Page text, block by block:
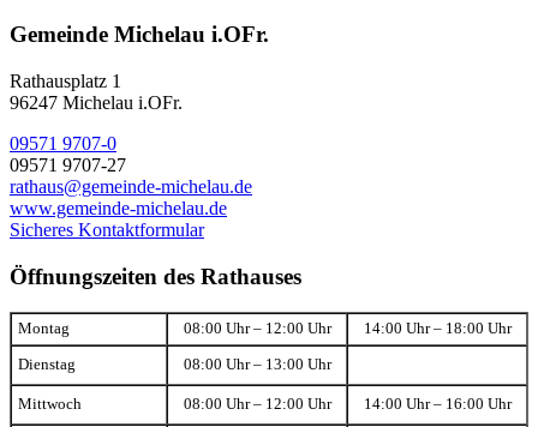
Gemeinde Michelau i.OFr.
Rathausplatz 1
96247 Michelau i.OFr.
09571 9707-0
09571 9707-27
rathaus@gemeinde-michelau.de
www.gemeinde-michelau.de
Sicheres Kontaktformular
Öffnungszeiten des Rathauses
Montag 08:00 Uhr – 12:00 Uhr 14:00 Uhr – 18:00 Uhr
Dienstag 08:00 Uhr – 13:00 Uhr
Mittwoch 08:00 Uhr – 12:00 Uhr 14:00 Uhr – 16:00 Uhr